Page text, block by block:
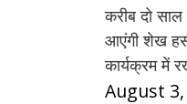
करीब दो साल
आएंगी शेख
कार्यक्रम में
August